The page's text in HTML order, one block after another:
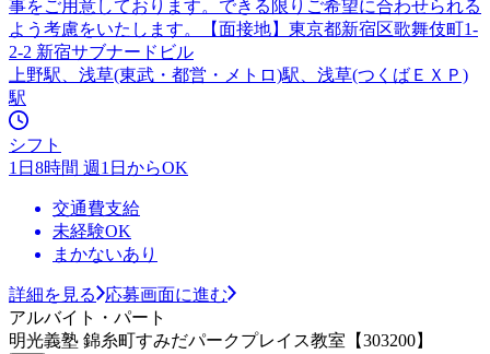
事をご用意しております。できる限りご希望に合わせられる
よう考慮をいたします。【面接地】東京都新宿区歌舞伎町1-
2-2 新宿サブナードビル
上野駅、浅草(東武・都営・メトロ)駅、浅草(つくばＥＸＰ)
駅
シフト
1日8時間 週1日からOK
交通費支給
未経験OK
まかないあり
詳細を見る
応募画面に進む
アルバイト・パート
明光義塾 錦糸町すみだパークプレイス教室【303200】